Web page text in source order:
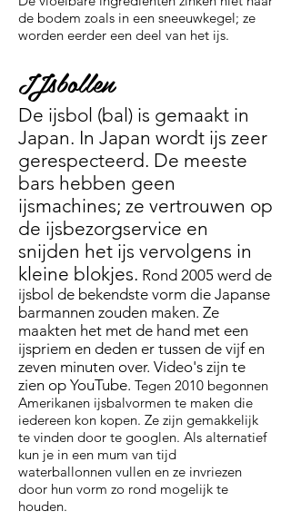
de bodem zoals in een sneeuwkegel; ze
worden eerder een deel van het ijs.
IJsbollen
De ijsbol (bal) is gemaakt in
Japan. In Japan wordt ijs zeer
gerespecteerd. De meeste
bars hebben geen
ijsmachines; ze vertrouwen op
de ijsbezorgservice en
snijden het ijs vervolgens in
kleine blokjes. Rond 2005 werd de
ijsbol de bekendste vorm die Japanse
barmannen zouden maken. Ze
maakten het met de hand met een
ijspriem en deden er tussen de vijf en
zeven minuten over. Video's zijn te
zien op YouTube. Tegen 2010 begonnen
Amerikanen ijsbalvormen te maken die
iedereen kon kopen. Ze zijn gemakkelijk
te vinden door te googlen. Als alternatief
kun je in een mum van tijd
waterballonnen vullen en ze invriezen
door hun vorm zo rond mogelijk te
houden.